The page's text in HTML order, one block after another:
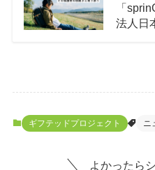
「
法人日
ギフテッドプロジェクト ニ
よかったら